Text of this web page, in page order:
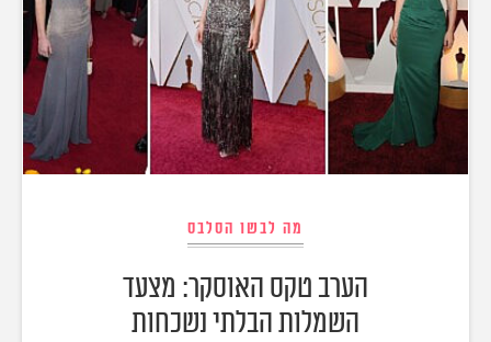
מה לבשו הסלבס
הערב טקס האוסקר: מצעד
השמלות הבלתי נשכחות